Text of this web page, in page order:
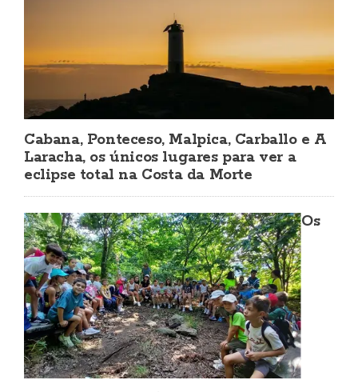
Cabana, Ponteceso, Malpica, Carballo e A
Laracha, os únicos lugares para ver a
eclipse total na Costa da Morte
Os